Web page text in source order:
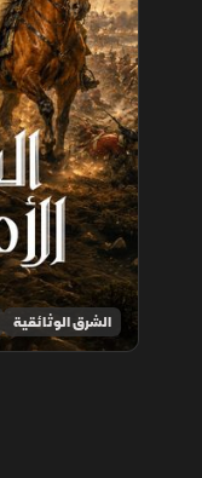
الشرق الوثائقية